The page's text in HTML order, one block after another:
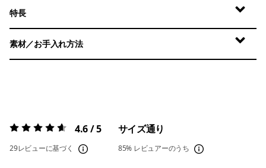
特長
素材／お手入れ方法
評価:4.6 / 5 4.6 / 5
29レビューに基づく
サイズ通り
85% レビュアーのうち